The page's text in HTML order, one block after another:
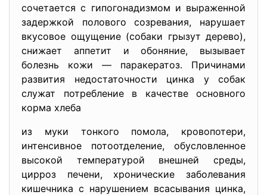
сочетается с гипогонадизмом и выраженной
задержкой полового созревания, нарушает
вкусовое ощущение (собаки грызут дерево),
снижает аппетит и обоняние, вызывает
болезнь кожи — паракератоз. Причинами
развития недостаточности цинка у собак
служат потребление в качестве основного
корма хлеба
из муки тонкого помола, кровопотери,
интенсивное потоотделение, обусловленное
высокой температурой внешней среды,
цирроз печени, хронические заболевания
кишечника с нарушением всасывания цинка,